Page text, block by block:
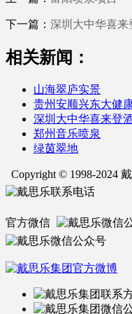
下一篇： 深圳大中华喜来
相关新闻：
山海翠庐实景
贵州安顺兴东大健
深圳大中华喜来登
郑州音乐喷泉
绿茵翠地
Copyright © 1998-2024
官方微信